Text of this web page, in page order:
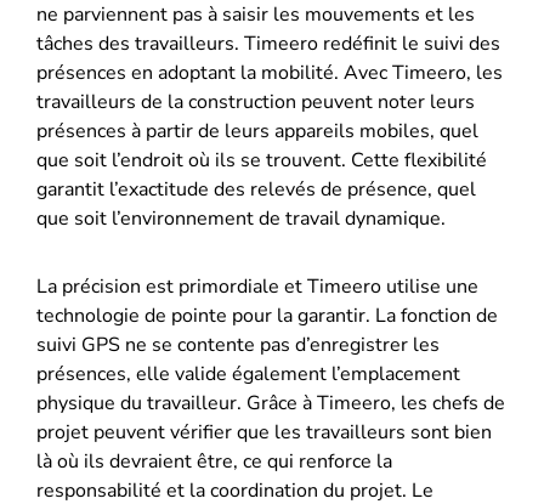
ne parviennent pas à saisir les mouvements et les
tâches des travailleurs. Timeero redéfinit le suivi des
présences en adoptant la mobilité. Avec Timeero, les
travailleurs de la construction peuvent noter leurs
présences à partir de leurs appareils mobiles, quel
que soit l’endroit où ils se trouvent. Cette flexibilité
garantit l’exactitude des relevés de présence, quel
que soit l’environnement de travail dynamique.
La précision est primordiale et Timeero utilise une
technologie de pointe pour la garantir. La fonction de
suivi GPS ne se contente pas d’enregistrer les
présences, elle valide également l’emplacement
physique du travailleur. Grâce à Timeero, les chefs de
projet peuvent vérifier que les travailleurs sont bien
là où ils devraient être, ce qui renforce la
responsabilité et la coordination du projet. Le